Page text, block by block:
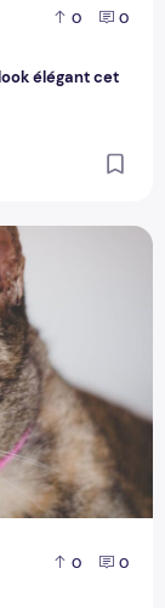
0 0
élégant cet
0 0
chat ?